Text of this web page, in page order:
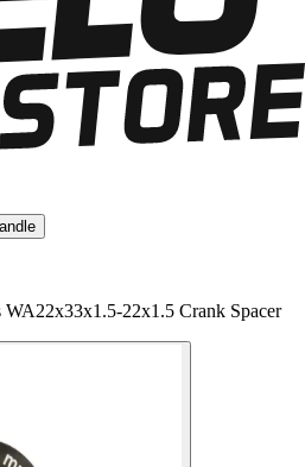
22x1.5 Crank Spacer